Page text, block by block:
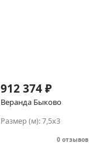
912 374 ₽
Веранда Быково
Размер (м):7,5х3
0 отзывов